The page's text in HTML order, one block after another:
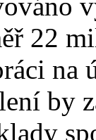
22
na
by